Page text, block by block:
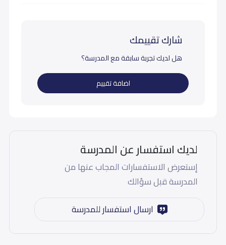
شارك تقييمك
هل لديك تجربة سابقة مع المدرسة؟
اضافة تقييم
لديك استفسار عن المدرسة
إستعرض الاستفسارات المجاب عنها من
المدرسة قبل سؤالك
ارسال استفسار للمدرسة